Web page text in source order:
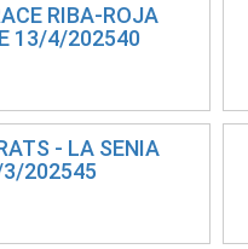
RIBA-ROJA
13/4/202540
- LA SENIA
202545